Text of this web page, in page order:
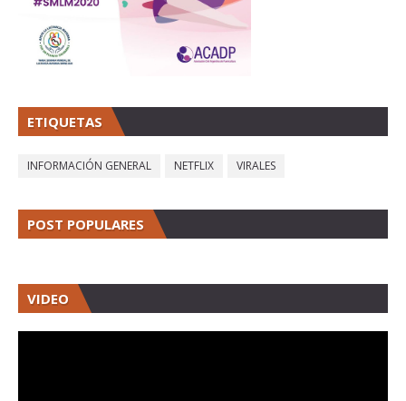
ETIQUETAS
INFORMACIÓN GENERAL NETFLIX VIRALES
POST POPULARES
VIDEO